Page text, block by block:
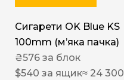
Сигарети OK Blue KS
100mm (м’яка пачка)
₴576 за блок
$540 за ящик≈ 24 300